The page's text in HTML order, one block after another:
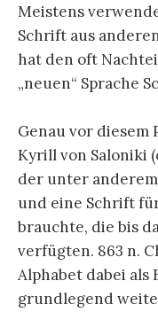
Meistens
Schrift aus
hat den oft
„neuen“ Sprache
Genau vor diesem
Kyrill von Saloniki
der unter
und eine Schrift
brauchte, die bis
verfügten. 863 n.
Alphabet dabei als
grundlegend